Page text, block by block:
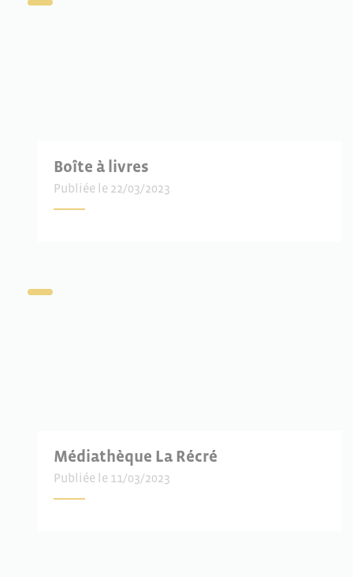
Boîte à livres
Publiée le 22/03/2023
Médiathèque La Récré
Publiée le 11/03/2023